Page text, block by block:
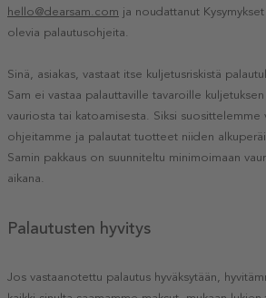
hello@dearsam.com ja noudattanut
olevia palautusohjeita.
Sinä, asiakas, vastaat itse kuljetusriskistä
Sam ei vastaa palauttaville tavaroille
vauriosta tai katoamisesta. Siksi suosittelemme
ohjeitamme ja palautat tuotteet niiden
Samin pakkaus on suunniteltu minimoimaan
aikana.
Palautusten hyvitys
Jos vastaanotettu palautus hyväksytään,